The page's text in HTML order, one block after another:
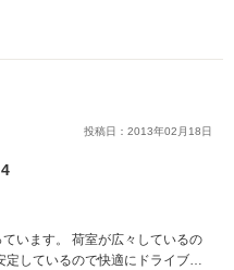
投稿日： 2013年02 月 18日
4
います。 荷室が広々しているの
しているので快適にドライブで